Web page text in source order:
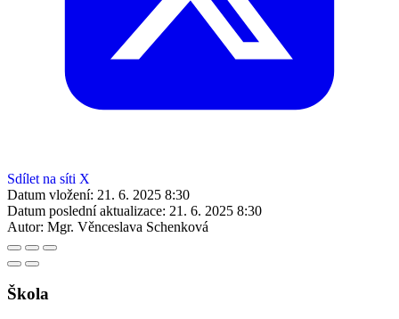
Sdílet na síti X
Datum vložení: 21. 6. 2025 8:30
Datum poslední aktualizace: 21. 6. 2025 8:30
Autor: Mgr. Věnceslava Schenková
Škola